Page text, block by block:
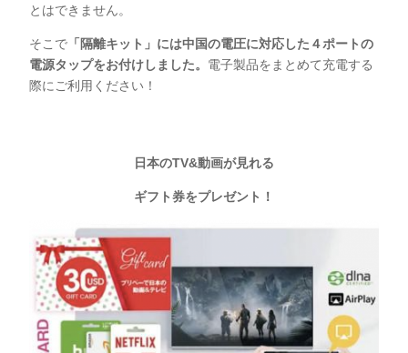
とはできません。
そこで 「隔離キット」には中国の電圧に対応した４ポートの
電源タップをお付けしました。 電子製品をまとめて充電する
際にご利用ください！
日本のTV&動画が見れる
ギフト券をプレゼント！